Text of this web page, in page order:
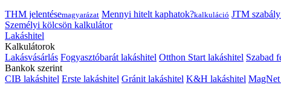
THM jelentésemagyarázat Mennyi hitelt kaphatok?kalkuláció JTM
Személyi kölcsön kalkulátor
Lakáshitel
Kalkulátorok
Lakásvásárlás Fogyasztóbarát lakáshitel Otthon Start lakáshitel Szabad
Bankok szerint
CIB lakáshitel Erste lakáshitel Gránit lakáshitel K&H lakáshitel